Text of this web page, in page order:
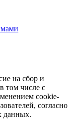
на сбор и
том числе с
cookie-
согласно
данных.